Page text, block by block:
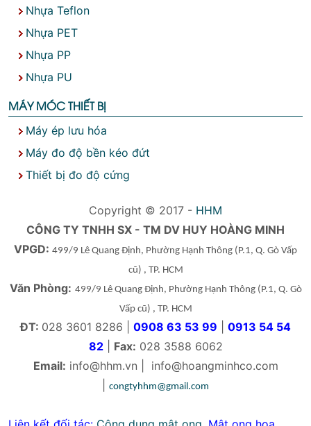
Nhựa Teflon
Nhựa PET
Nhựa PP
Nhựa PU
MÁY MÓC THIẾT BỊ
Máy ép lưu hóa
Máy đo độ bền kéo đứt
Thiết bị đo độ cứng
Copyright © 2017 - HHM
CÔNG TY TNHH SX - TM DV HUY HOÀNG MINH
VPGD: 499/9 Lê Quang Định, Phường Hạnh Thông (P.1, Q. Gò Vấp
cũ) , TP. HCM
Văn Phòng: 499/9 Lê Quang Định, Phường Hạnh Thông(P.1, Q. Gò
Vấp cũ) , TP. HCM
ĐT: 028 3601 8286 | 0908 63 53 99
0913 54 54
82| Fax: 028 3588 6062
Email: info@hhm.vn
info@hoangminhco.com
congtyhhm@gmail.com